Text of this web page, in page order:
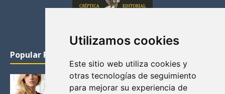
Utilizamos cookies
Este sitio web utiliza cookies y
otras tecnologías de seguimiento
para mejorar su experiencia de
Popular Posts
KATHERYN WINNICK: LA ACTRIZ MAS GUAPA DE
VIKINGOS